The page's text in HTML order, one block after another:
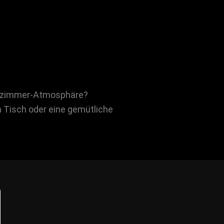
Atmosphäre?
oder eine gemütliche